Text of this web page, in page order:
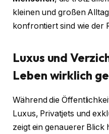
kleinen und großen
konfrontiert sind wie der
Luxus und
Leben wirklich
Während die
Luxus, Privatjets und
zeigt ein genauerer Blick